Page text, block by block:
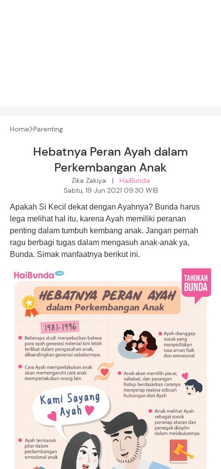
Home Parenting
Hebatnya Peran Ayah dalam
Perkembangan Anak
Zika Zakiya | HaiBunda
Sabtu, 19 Jun 2021 09:30 WIB
Apakah Si Kecil dekat dengan Ayahnya? Bunda harus
lega melihat hal itu, karena Ayah memiliki peranan
penting dalam tumbuh kembang anak. Jangan pernah
ragu berbagi tugas dalam mengasuh anak-anak ya,
Bunda. Simak manfaatnya berikut ini.